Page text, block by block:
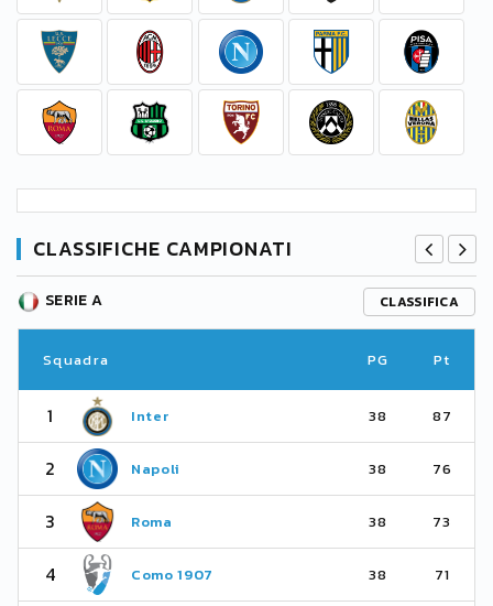
CLASSIFICHE CAMPIONATI
SERIE A CLASSIFICA
Squadra PG Pt
1 Inter 38 87
2 Napoli 38 76
3 Roma 38 73
4 Como 1907 38 71